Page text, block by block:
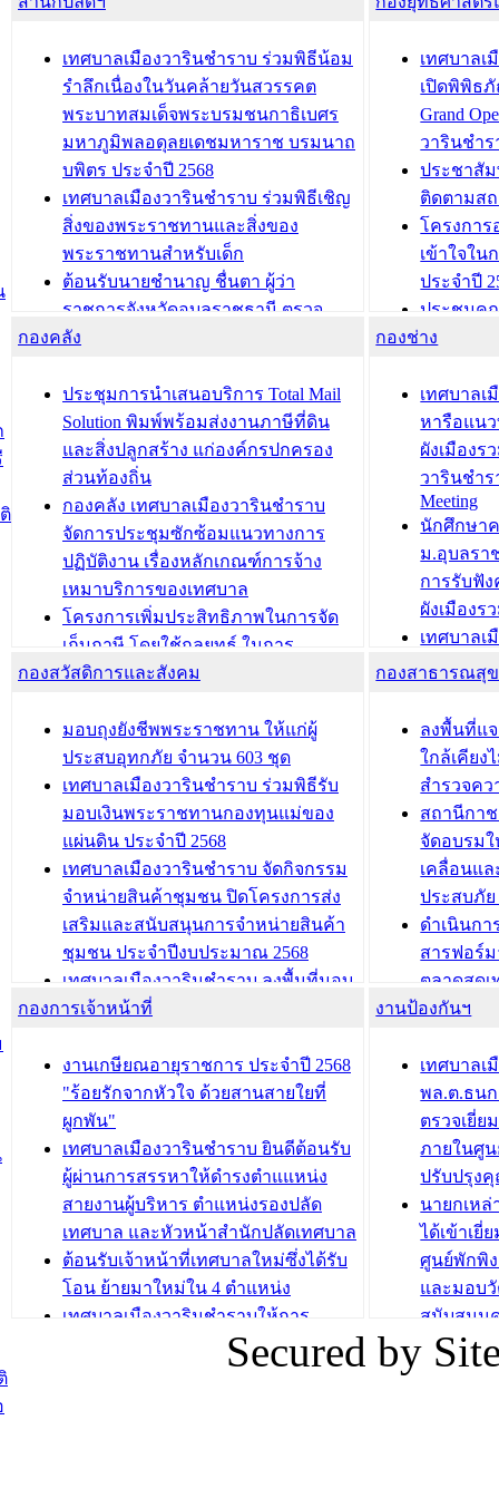
เทศบาลเมืองวารินชำราบ ร่วมพิธีน้อม
รำลึกเนื่องในวันคล้ายวันสวรรคต
พระบาทสมเด็จพระบรมชนกาธิเบศร
มหาภูมิพลอดุลยเดชมหาราช บรมนาถ
บพิตร ประจำปี 2568
เทศบาลเมืองวารินชำราบ ร่วมพิธีเชิญ
สิ่งของพระราชทานและสิ่งของ
พระราชทานสำหรับเด็ก
ต้อนรับนายชำนาญ ชื่นตา ผู้ว่า
ราชการจังหวัดอุบลราชธานี ตรวจ
ความเรียบร้อยของสถานที่ในการเตรี
องคมนตรี
สำนักทะเบียนท้องถิ่นเทศบาลเมือง
วารินชำราบ ดำเนินการมอบทะเบียน
บ้าน ทร.14 และบัตรประจำตัว
ประชาชนบุคคลประเภท 8 แก่บุคคลที่
ได้รับการเพิ่มชื่อในทะเบียนบ้าน
(ท.ร.14) กรณีคนไม่มีสัญชาติไทยได้รับ
อนุญาตให้มีถิ่นที่อยู่
ประชุมคณะกรรมการประเมินผลการ
ควบคุมภายในของ สำนัก/กอง/
โรงเรียน/ศูนย์พัฒนาเด็กเล็ก/สถานธนา
บทความ อื่นๆ ...
เทศบาลเ
เปิดพิพิธภั
Grand
วารินชำร
ประชาสัม
ติดตามส
โครงกา
เข้าใจใน
ประจำปี
ประชุมค
ความเสี่ย
ประชุมที
ชีวา สร้า
ขับเคลื่อน
“เมืองแห่
บทความ อื่นๆ ...
กองคลัง
ประชุมการนำเสนอบริการ Total Mail
Solution พิมพ์พร้อมส่งงานภาษีที่ดิน
และสิ่งปลูกสร้าง แก่องค์กรปกครอง
ส่วนท้องถิ่น
กองคลัง เทศบาลเมืองวารินชำราบ
จัดการประชุมซักซ้อมแนวทางการ
ปฏิบัติงาน เรื่องหลักเกณฑ์การจ้าง
เหมาบริการของเทศบาล
โครงการเพิ่มประสิทธิภาพในการจัด
เก็บภาษี โดยใช้กลยุทธ์ ในการ
พัฒนาการจัดเก็บรายได้ ประจำปี พ.ศ.
เทศบาลเมืองวารินชำราบ ร่วมการ
ประชุมวิชาการระดับนานาชาติและ
นิทรรศการด้านนวัตกรรมท้องถิ่น 2568
และรับรางวัลทีมนักวิจัยดีเด่นจาก
นวัตกรรมโครงการทะเบียนภาษีป้าย
ประชุมผู้เช่าอาคารพาณิชย์ บริเวณ
ถนนเกษมสุขและถนนประทุมเทพภักดี
บทความ อื่นๆ ...
กองช่าง
เทศบาลเ
หารือแน
ผังเมืองร
วารินชำร
Meeting
นักศึกษา
ม.อุบลรา
การรับฟั
ผังเมืองร
เทศบาลเ
โครงการ
เทศบาล
รับฟังคว
ผังเมือง
วารินชำ
เทศบาล
ซักซ้อมแ
ประโยช
บทความ อื่นๆ ...
กองสวัสดิการและสังคม
มอบถุงยังชีพพระราชทาน ให้แก่ผู้
ประสบอุทกภัย จำนวน 603 ชุด
เทศบาลเมืองวารินชำราบ ร่วมพิธีรับ
มอบเงินพระราชทานกองทุนแม่ของ
แผ่นดิน ประจำปี 2568
เทศบาลเมืองวารินชำราบ จัดกิจกรรม
จำหน่ายสินค้าชุมชน ปิดโครงการส่ง
เสริมและสนับสนุนการจำหน่ายสินค้า
ชุมชน ประจำปีงบประมาณ 2568
เทศบาลเมืองวารินชำราบ ลงพื้นที่มอบ
น้ำดื่มแก่ผู้พักอาศัย ณ ศูนย์พักพิง
กองสวัสดิการสังคม เทศบาลเมือง
วารินชำราบ จัดโครงการอบรมอาชีพ
ระยะสั้น ประจำปี 2568 (หลักสูตรการ
ถักทอผลิตภัณฑ์จากถุงพลาสติก)
บทความ อื่นๆ ...
กองสาธารณสุ
ลงพื้นที่แ
ใกล้เคียง
สำรวจค
สถานีกา
จัดอบรม
เคลื่อนแ
ประสบภั
ดำเนินกา
สารฟอร์
ตลาดสดเ
วารินชำร
ถนนแก่เ
เด็กเล็ก
เทศบาลเ
ปรึกษาห
วัยของอ
บทความ อื่นๆ ...
กองการเจ้าหน้าที่
งานเกษียณอายุราชการ ประจำปี 2568
"ร้อยรักจากหัวใจ ด้วยสานสายใยที่
ผูกพัน"
เทศบาลเมืองวารินชำราบ ยินดีต้อนรับ
ผู้ผ่านการสรรหาให้ดำรงตำแแหน่ง
สายงานผู้บริหาร ตำแหน่งรองปลัด
เทศบาล และหัวหน้าสำนักปลัดเทศบาล
ต้อนรับเจ้าหน้าที่เทศบาลใหม่ซึ่งได้รับ
โอน ย้ายมาใหม่ใน 4 ตำแหน่ง
เทศบาลเมืองวารินชำราบให้การ
ต้อนรับพนักงานเทศบาลผู้ผ่านการ
สรรหาให้ดำรงตำแหน่งสายงานผู้
งานป้องกันฯ
เทศบาลเ
พล.ต.ธน
ตรวจเยี่ย
ภายในศู
ปรับปรุง
นายกเห
ได้เข้าเยี่
ศูนย์พักพิ
และมอบ
สนับสนุน
ภัยน้ำท่วม
ภาพบรร
Secured by